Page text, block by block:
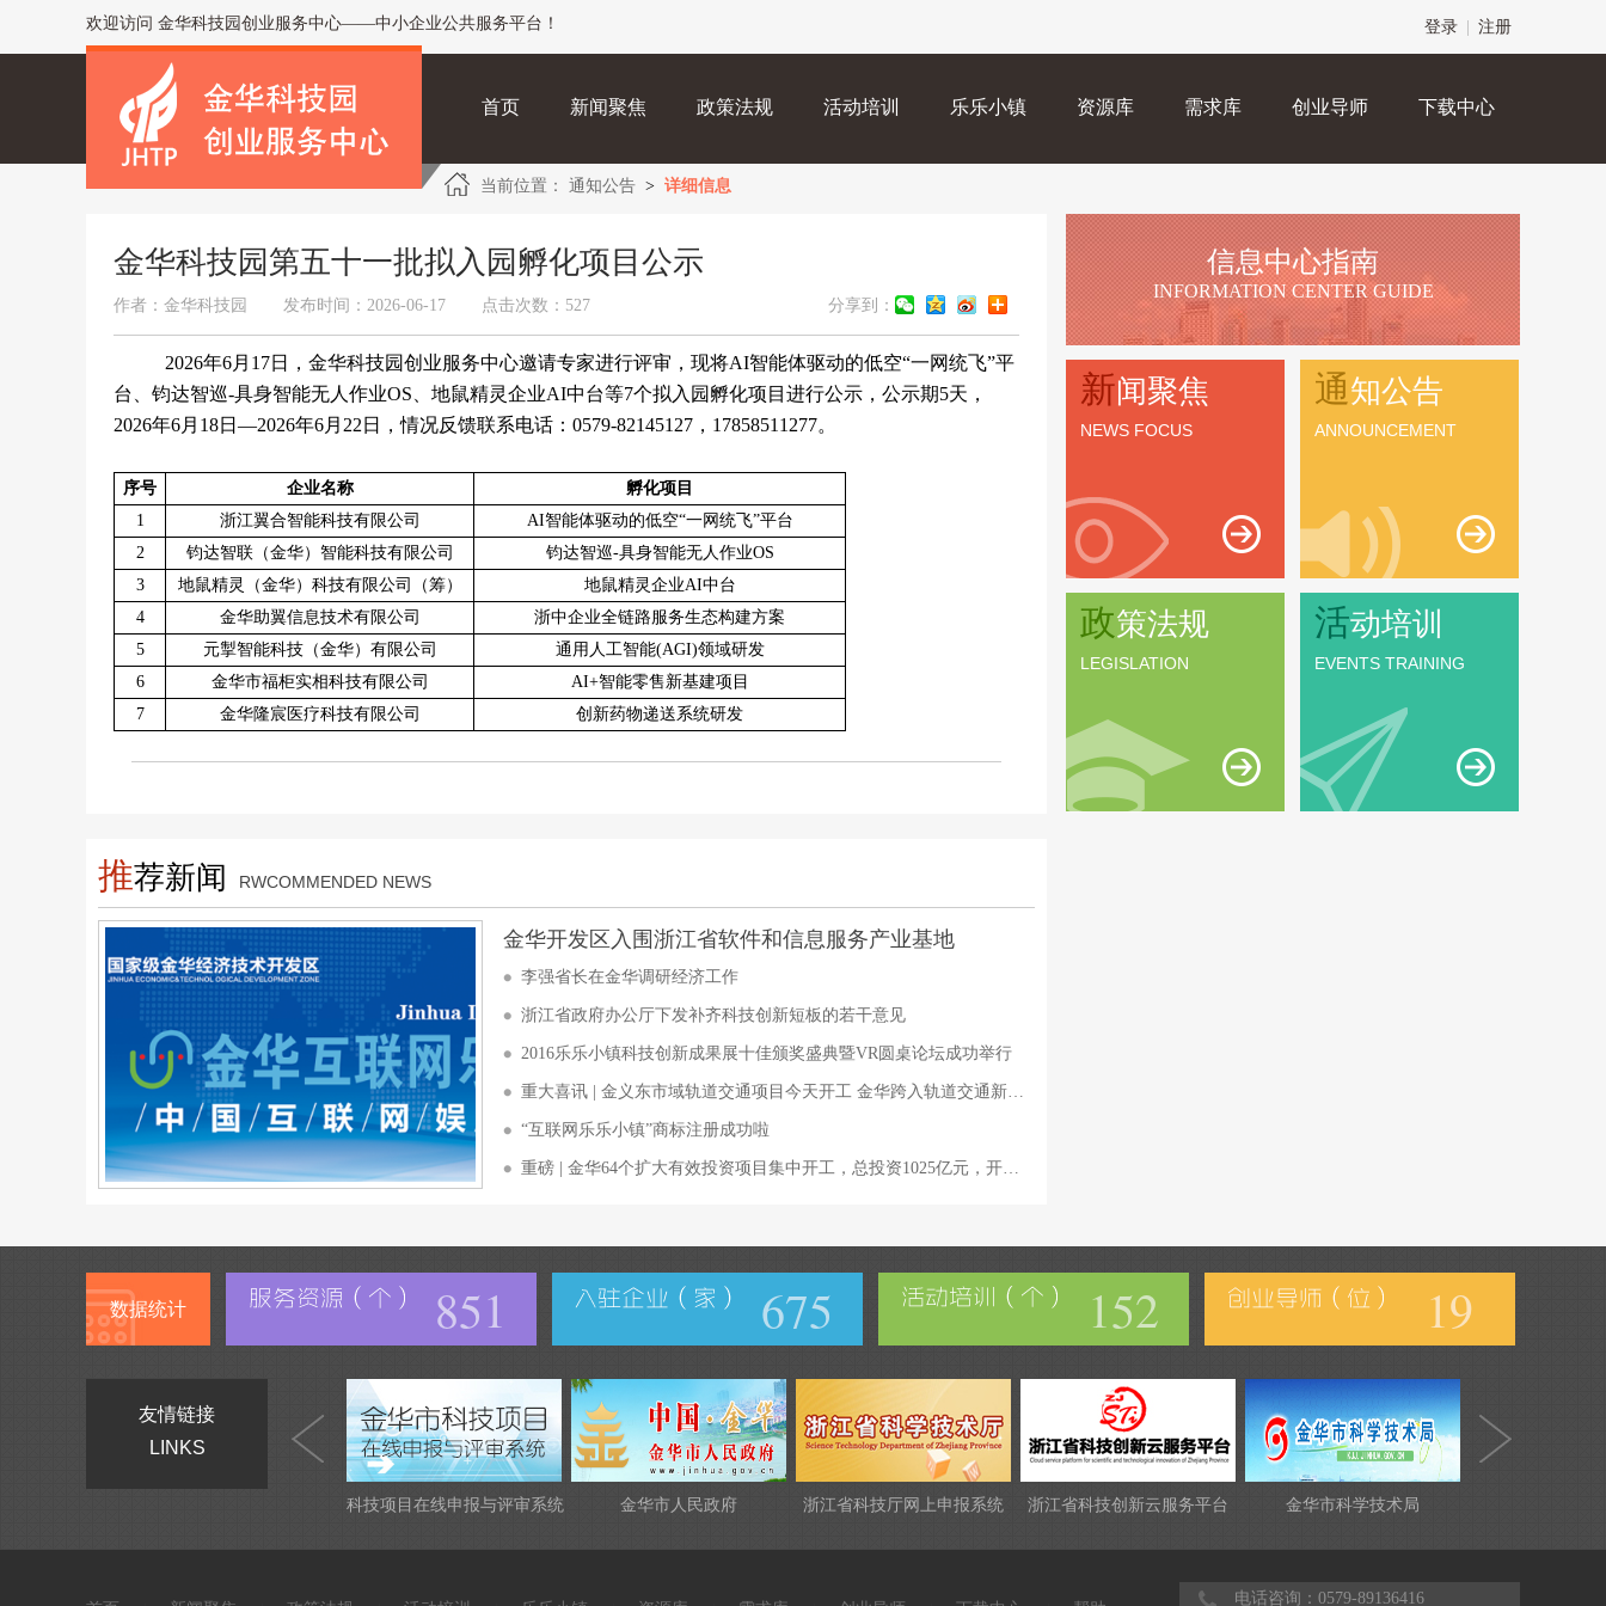
欢迎访问 金华科技园创业服务中心——中小企业公共服务平台！ 登录 注册
首页 新闻聚焦 政策法规 活动培训 乐乐小镇 资源库 需求库 创业导师 下载中心
当前位置： 通知公告 > 详细信息
金华科技园第五十一批拟入园孵化项目公示
作者：金华科技园 发布时间：2026-06-17 点击次数：527 分享到：
2026年6月17日，金华科技园创业服务中心邀请专家进行评审，现将AI智能体驱动的低空“一网统飞”平
台、钧达智巡-具身智能无人作业OS、地鼠精灵企业AI中台等7个拟入园孵化项目进行公示，公示期5天，
2026年6月18日—2026年6月22日，情况反馈联系电话：0579-82145127，17858511277。
序号 企业名称
孵化项目
1
浙江翼合智能科技有限公司
AI智能体驱动的低空“一网统飞”平台
2
钧达智联（金华）智能科技有限公司 钧达智巡-具身智能无人作业OS
3
地鼠精灵（金华）科技有限公司（筹） 地鼠精灵企业AI中台
4
金华助翼信息技术有限公司
浙中企业全链路服务生态构建方案
5
元掣智能科技（金华）有限公司 通用人工智能(AGI)领域研发
6
金华市福柜实相科技有限公司
AI+智能零售新基建项目
7
金华隆宸医疗科技有限公司 创新药物递送系统研发
推荐新闻 RWCOMMENDED NEWS
金华开发区入围浙江省软件和信息服务产业基地
李强省长在金华调研经济工作
浙江省政府办公厅下发补齐科技创新短板的若干意见
2016乐乐小镇科技创新成果展十佳颁奖盛典暨VR圆桌论坛成功举行
重大喜讯 | 金义东市域轨道交通项目今天开工 金华跨入轨道交通新时代
“互联网乐乐小镇”商标注册成功啦
重磅 | 金华64个扩大有效投资项目集中开工，总投资1025亿元，开发区投资43.8亿元
信息中心指南
INFORMATION CENTER GUIDE
新闻聚焦
NEWS FOCUS
通知公告
ANNOUNCEMENT
政策法规
LEGISLATION
活动培训
EVENTS TRAINING
数据统计 851 675 152 19
友情链接
LINKS
科技项目在线申报与评审系统 金华市人民政府 浙江省科技厅网上申报系统 浙江省科技创新云服务平台 金华市科学技术局
电话咨询：0579-89136416